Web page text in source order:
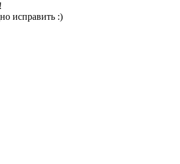
исправить :)